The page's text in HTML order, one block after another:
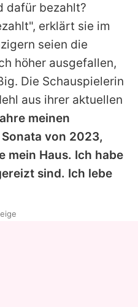
dafür bezahlt?
erklärt sie im
seien die
höher ausgefallen,
Die Schauspielerin
aus ihrer aktuellen
meinen
von 2023,
mein Haus. Ich habe
sind. Ich lebe